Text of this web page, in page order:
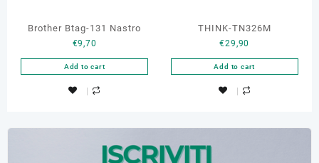
Brother Btag-131 Nastro
€9,70
Add to cart
THINK-TN326M
€29,90
Add to cart